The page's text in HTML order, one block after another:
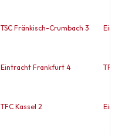
TSC Fränkisch-Crumbach 3
Eintracht Frankfurt 4
TFC Kassel 2